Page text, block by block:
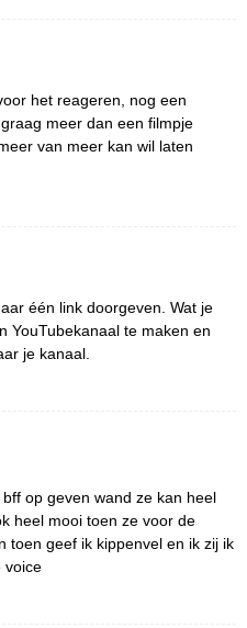
het reageren, nog een
meer dan een filmpje
van meer kan wil laten
één link doorgeven. Wat je
YouTubekanaal te maken en
je kanaal.
op geven wand ze kan heel
heel mooi toen ze voor de
toen geef ik kippenvel en ik zij ik
voice